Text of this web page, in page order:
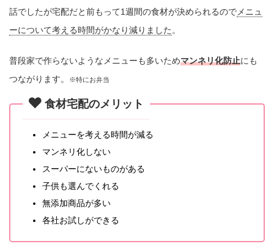
話でしたが宅配だと前もって1週間の食材が決められるので メニュ
ーについて考える時間がかなり減りました 。
普段家で作らないようなメニューも多いためマンネリ化防止にも
つながります。
※特にお弁当
食材宅配のメリット
メニューを考える時間が減る
マンネリ化しない
スーパーにないものがある
子供も選んでくれる
無添加商品が多い
各社お試しができる